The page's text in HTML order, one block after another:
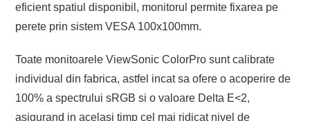
eficient spatiul disponibil, monitorul permite fixarea pe
perete prin sistem VESA 100x100mm.
Toate monitoarele ViewSonic ColorPro sunt calibrate
individual din fabrica, astfel incat sa ofere o acoperire de
100% a spectrului sRGB si o valoare Delta E<2,
asigurand in acelasi timp cel mai ridicat nivel de